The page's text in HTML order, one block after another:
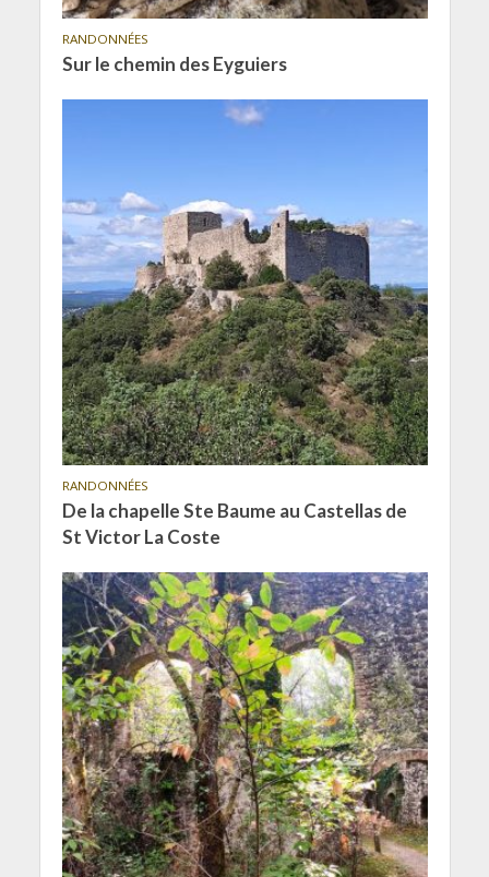
RANDONNÉES
Sur le chemin des Eyguiers
RANDONNÉES
De la chapelle Ste Baume au Castellas de
St Victor La Coste